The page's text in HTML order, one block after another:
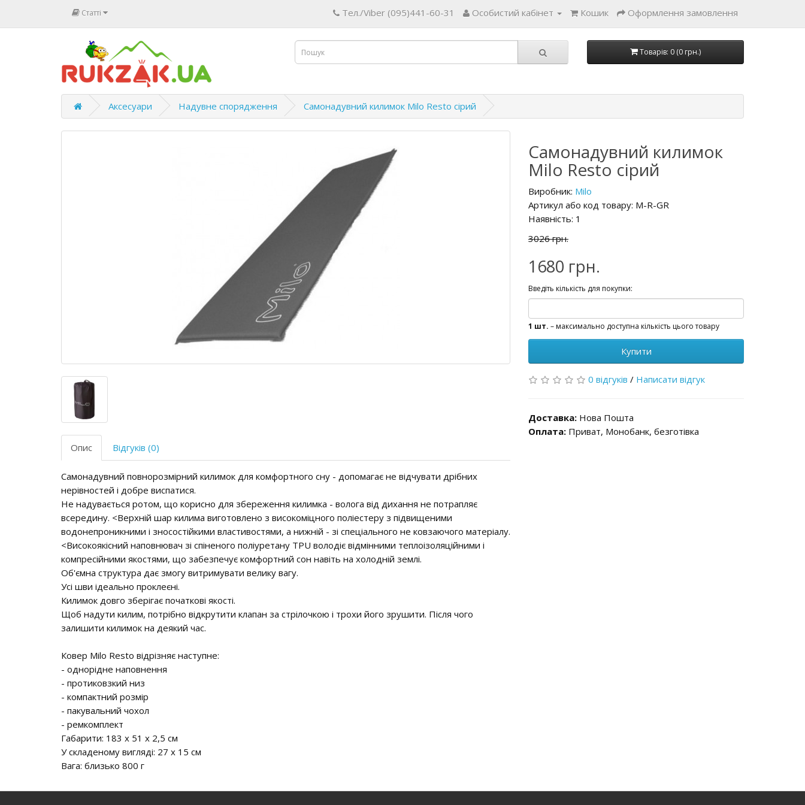
Статті Тел./Viber (095)441-60-31 Особистий кабінет Кошик Оформлення замовлення
Товарів: 0 (0 грн.)
Аксесуари Надувне спорядження Самонадувний килимок Milo Resto сірий
Опис Відгуків (0)
Самонадувний повнорозмірний килимок для комфортного сну - допомагає не відчувати дрібних
нерівностей і добре виспатися.
Не надувається ротом, що корисно для збереження килимка - волога від дихання не потрапляє
всередину. <Верхній шар килима виготовлено з високоміцного поліестеру з підвищеними
водонепроникними і зносостійкими властивостями, а нижній - зі спеціального не ковзаючого матеріалу.
<Високоякісний наповнювач зі спіненого поліуретану TPU володіє відмінними теплоізоляційними і
компресійними якостями, що забезпечує комфортний сон навіть на холодній землі.
Об'ємна структура дає змогу витримувати велику вагу.
Усі шви ідеально проклеєні.
Килимок довго зберігає початкові якості.
Щоб надути килим, потрібно відкрутити клапан за стрілочкою і трохи його зрушити. Після чого
залишити килимок на деякий час.
Ковер Milo Resto відрізняє наступне:
- однорідне наповнення
- протиковзкий низ
- компактний розмір
- пакувальний чохол
- ремкомплект
Габарити: 183 х 51 х 2,5 см
У складеному вигляді: 27 х 15 см
Вага: близько 800 г
Самонадувний килимок
Milo Resto сірий
Виробник: Milo
Артикул або код товару: M-R-GR
Наявність: 1
3026 грн.
1680 грн.
Введіть кількість для покупки:
1 шт. – максимально доступна кількість цього товару
Купити
0 відгуків / Написати відгук
Доставка: Нова Пошта
Оплата: Приват, Монобанк, безготівка